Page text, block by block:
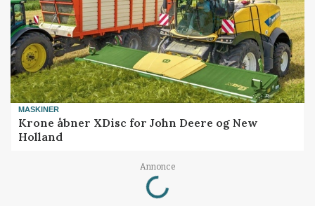
MASKINER
Krone åbner XDisc for John Deere og New
Holland
Annonce
Loading...